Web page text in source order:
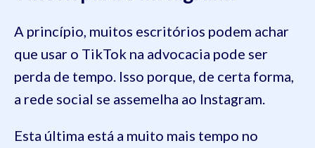
A princípio, muitos escritórios podem achar
que usar o TikTok na advocacia pode ser
perda de tempo. Isso porque, de certa forma,
a rede social se assemelha ao Instagram.
Esta última está a muito mais tempo no